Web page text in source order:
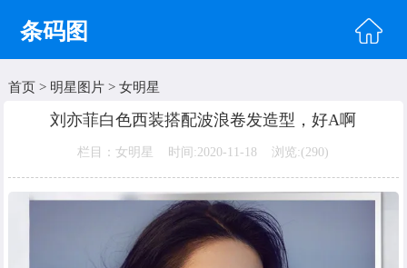
条码图
首页
头像图片
首页> 明星图片> 女明星
刘亦菲白色西装搭配波浪卷发造型，好A啊
栏目：女明星 时间:2020-11-18 浏览:(290)